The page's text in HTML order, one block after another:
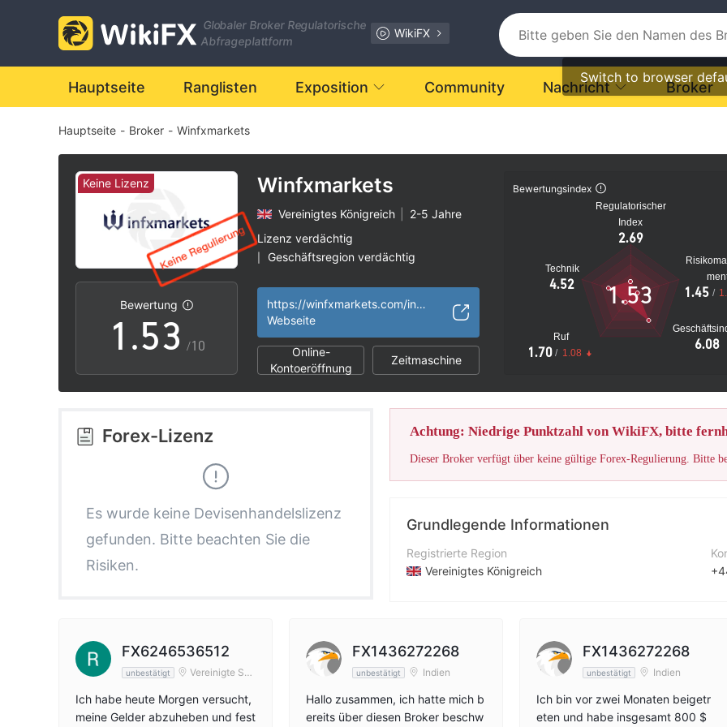
Globaler Broker Regulatorische
Abfrageplattform
WikiFX
Switch to browser
Hauptseite Ranglisten Exposition Community Nachricht Broker
Hauptseite - Broker - Winfxmarkets
Keine Lizenz
Bewertung
0
1
2
3
5
6
8
9
.
0
1
2
3
4
5
6
7
9
1
2
3
4
5
7
/10
Winfxmarkets
Vereinigtes Königreich
2-5 Jahre
Lizenz verdächtig
Geschäftsregion verdächtig
https://winfxmarkets.com/index.html
Webseite
Online-
Kontoeröffnung
Zeitmaschine
Bewertungsindex
Regulatorischer
Index
2.69
Technik
4.52
Ruf
1.70 / 1.08
6.08
1.45 /
1.53
Forex-Lizenz
Es wurde keine Devisenhandelslizenz
gefunden. Bitte beachten Sie die
Risiken.
Achtung: Niedrige Punktzahl von WikiFX, bitte
Dieser Broker verfügt über keine gültige Forex-Regulierung. Bitte
Grundlegende Informationen
Registrierte Region
Vereinigtes Königreich
Unternehmen
Winfxmarkets LTD
FX6246536512
unbestätigt
Vereinigte Sta
Ich habe heute Morgen versucht,
meine Gelder abzuheben und fest
FX1436272268
unbestätigt Indien
Hallo zusammen, ich hatte mich b
ereits über diesen Broker beschw
FX1436272268
unbestätigt Indien
Ich bin vor zwei Monaten beigetr
eten und habe insgesamt 800 $